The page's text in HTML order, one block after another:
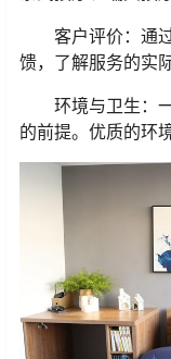
客户评价：通
馈，了解服务的实
环境与卫生：
的前提。优质的环